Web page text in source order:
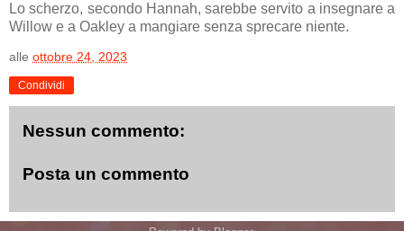
Lo scherzo, secondo Hannah, sarebbe servito a insegnare a
Willow e a Oakley a mangiare senza sprecare niente.
alle ottobre 24, 2023
Condividi
Nessun commento:
Posta un commento